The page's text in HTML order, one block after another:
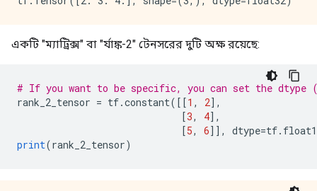
একটি "ম্যাট্রিক্স" বা "র্যাঙ্ক-2" টেনসরের দুটি অক্ষ রয়েছে:
# If you want to be specific, you can set the dtype
rank_2_tensor = tf.constant([[1 , 2],
[3, 4],
[5, 6]], dtype=tf.
print(rank_2_tensor)